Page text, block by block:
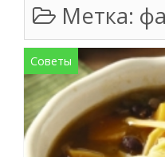
Метка:
Советы